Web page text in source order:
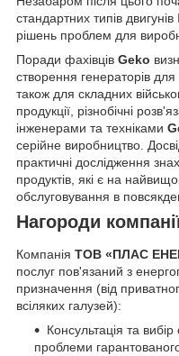
стандартних типів
рішень проблем для
Поради фахівців Geko
створення генераторів
також для складних
продукції, різнобічні
інженерами та техніками
серійне виробництво.
практичні дослідження
продуктів, які є на
обслуговування в
Нагороди
Компанія ТОВ «ПЛАС
послуг пов'язаний з
призначення (від
всіляких галузей):
Консультація та
проблеми